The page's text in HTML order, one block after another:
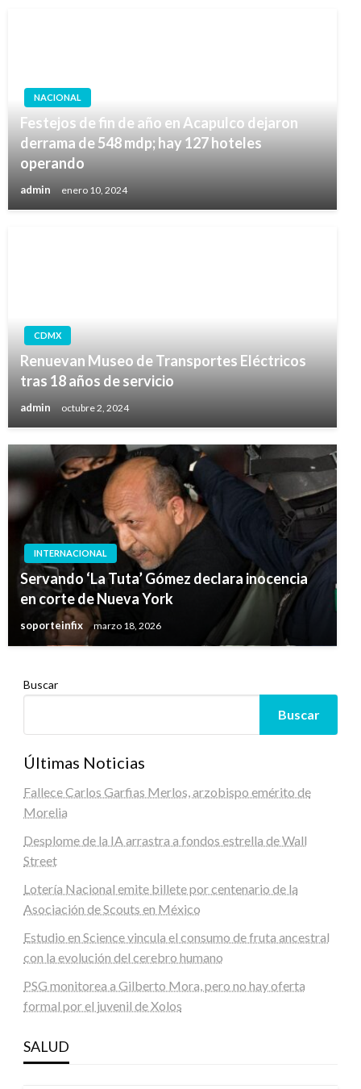
NACIONAL
Festejos de fin de año en Acapulco dejaron
derrama de 548 mdp; hay 127 hoteles
operando
admin enero 10, 2024
CDMX
Renuevan Museo de Transportes Eléctricos
tras 18 años de servicio
admin octubre 2, 2024
INTERNACIONAL
Servando ‘La Tuta’ Gómez declara inocencia
en corte de Nueva York
soporteinfix marzo 18, 2026
Buscar
Buscar
Últimas Noticias
Fallece Carlos Garfias Merlos, arzobispo emérito de
Morelia
Desplome de la IA arrastra a fondos estrella de Wall
Street
Lotería Nacional emite billete por centenario de la
Asociación de Scouts en México
Estudio en Science vincula el consumo de fruta ancestral
con la evolución del cerebro humano
PSG monitorea a Gilberto Mora, pero no hay oferta
formal por el juvenil de Xolos
SALUD